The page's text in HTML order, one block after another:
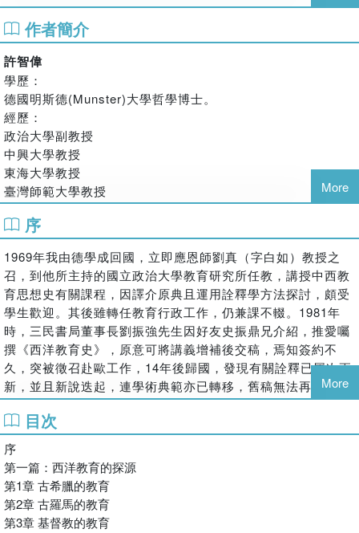
作者簡介
許智偉
學歷：
德國明斯德(Munster)大學哲學博士。
經歷：
政治大學副教授
中興大學教授
東海大學教授
臺灣師範大學教授
臺灣省立教育學院(彰化師範大學前身)創校校長
臺灣省教育廳長
柏林自由大學客座教授
駐丹麥及泰國代表
現任：
中原大學董事
淡江大學特約講座教授
More
序
1969年我由德學成回國，立即應恩師劉真（字白如）教授之
召，到他所主持的國立政治大學教育研究所任教，講授中西教
育思想史有關課程，因譯介原典且運用詮釋學方法探討，頗受
學生歡迎。其後雖轉任教育行政工作，仍兼課不輟。1981年
時，三民書局董事長劉振強先生因好友史振鼎兄介紹，推愛囑
撰《西洋教育史》，原意可將講義增補後交稿，焉知簽約不
久，突被徵召赴歐工作，14年後歸國，發現有關詮釋已屢次更
新，並且新說迭起，連學術典範亦已轉移，舊稿無法再用，必
須重新寫起。幸旅歐之時，經常搜集有關資料，並曾訪遍各大
教育家之故居，且考察其教育事業之遺跡，體驗頗深，感受更
切，所以我想寫一部不同於傳統的西洋教育史。我渴望根據歷
年切問近思所得，試著做到：
(一)說明西洋教育的特質及其形成的重要原因與發展的趨向。
(二)教育並非孤立的單一現象，而係社會變遷、文化發展與哲
學思潮的一環，介紹任何一種教育思想時，都必敘述其有關的
More
目次
序
第一篇：西洋教育的探源
第1章 古希臘的教育
第2章 古羅馬的教育
第3章 基督教的教育